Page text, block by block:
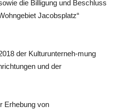
die Billigung und Beschluss
Jacobsplatz“
der Kulturunterneh-mung
und der
Erhebung von